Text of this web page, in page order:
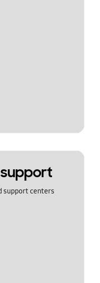
support centers